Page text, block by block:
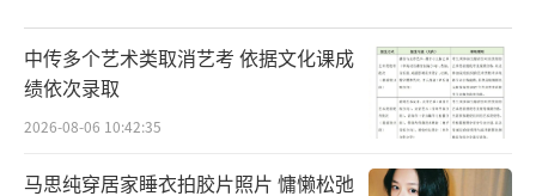
侧面的证明了品牌形象具有年轻化，精准的契
合对应品牌的调性，将更适合快消品牌的注入
联动。（责任编辑：李劲 CK005）
中传多个艺术类取消艺考 依据文化课成
绩依次录取
2026-08-06 10:42:35
马思纯穿居家睡衣拍胶片照片 慵懒松弛